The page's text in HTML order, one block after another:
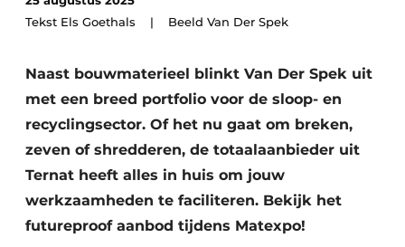
Detectieapparatuur
Uitrustingsstukken
Shredders
Transportbanden
Tekst Els Goethals | Beeld Van Der Spek
Naast bouwmaterieel blinkt Van Der Spek uit
met een breed portfolio voor de sloop- en
recyclingsector. Of het nu gaat om breken,
zeven of shredderen, de totaalaanbieder uit
Ternat heeft alles in huis om jouw
werkzaamheden te faciliteren. Bekijk het
futureproof aanbod tijdens Matexpo!